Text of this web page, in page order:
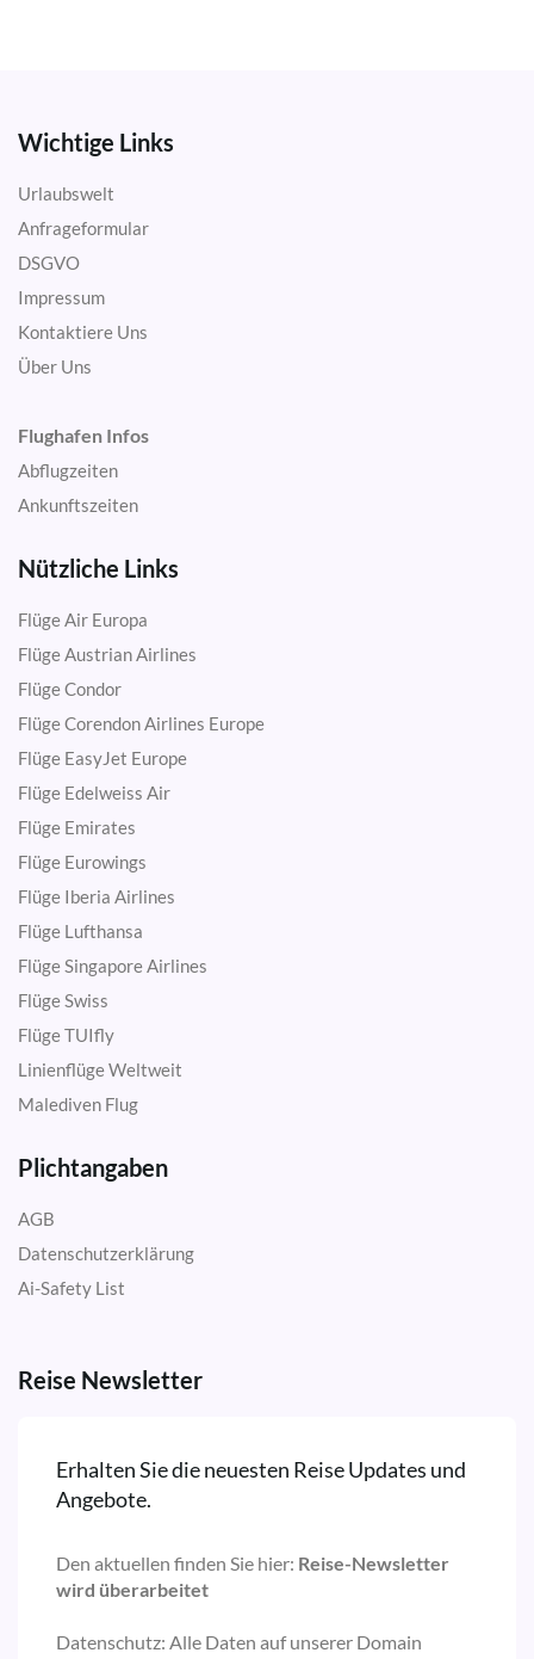
Wichtige Links
Urlaubswelt
Anfrageformular
DSGVO
Impressum
Kontaktiere Uns
Über Uns
Flughafen Infos
Abflugzeiten
Ankunftszeiten
Nützliche Links
Flüge Air Europa
Flüge Austrian Airlines
Flüge Condor
Flüge Corendon Airlines Europe
Flüge EasyJet Europe
Flüge Edelweiss Air
Flüge Emirates
Flüge Eurowings
Flüge Iberia Airlines
Flüge Lufthansa
Flüge Singapore Airlines
Flüge Swiss
Flüge TUIfly
Linienflüge Weltweit
Malediven Flug
Plichtangaben
AGB
Datenschutzerklärung
Ai-Safety List
Reise Newsletter
Erhalten Sie die neuesten Reise Updates und
Angebote.
Den aktuellen finden Sie hier: Reise-Newsletter
wird überarbeitet
Datenschutz: Alle Daten auf unserer Domain